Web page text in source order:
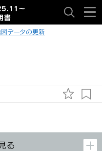
～
書
データの更新
る